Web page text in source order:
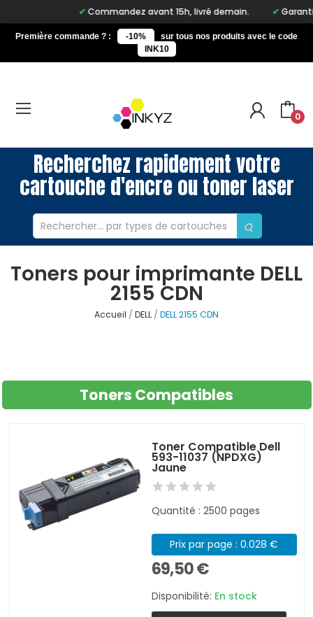
Commandez avant 15h, livré demain. Garantie
Première commande ? : -10%
sur tous nos produits avec le code
INK10
0
Recherchez rapidement votre
cartouche d'encre ou toner laser
Toners pour imprimante DELL
2155 CDN
Accueil DELL DELL 2155 CDN
Toners Compatibles
Toner Compatible Dell
593-11037 (NPDXG)
Jaune
Quantité : 2500 pages
Prix par page : 0.028 €
69,50 €
Disponibilité: En stock